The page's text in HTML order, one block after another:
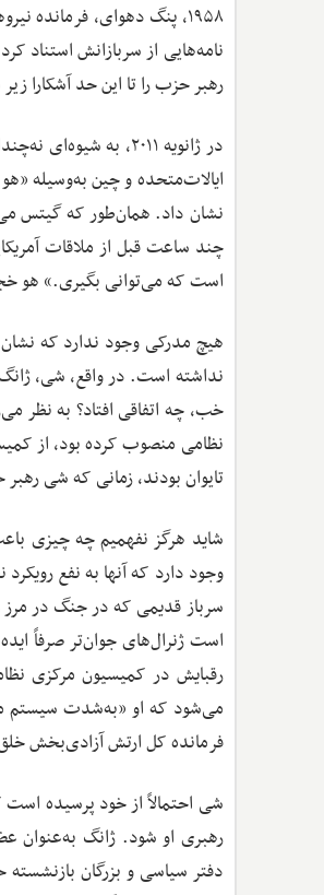
۱۹۵۸، پنگ دهوای،
نامه‌هایی از سربازانش استناد
رهبر حزب را تا این حد آشکارا
در ژانویه ۲۰۱۱، به
ایالات‌متحده و چین به‌وسیله
چند ساعت قبل از ملاقات
است که می‌توانی بگیری.» هو
هیچ مدرکی وجود ندارد که
نداشته است. در واقع، شی،
خب، چه اتفاقی افتاد؟ به نظر
نظامی منصوب کرده بود، از
تایوان بودند، زمانی که شی
شاید هرگز نفهمیم چه چیزی
وجود دارد که آنها به نفع
سرباز قدیمی که در جنگ در مرز
است ژنرال‌های جوان‌تر صرفاً
رقبایش در کمیسیون مرکزی
می‌شود که او «به‌شدت سیستم
فرمانده کل ارتش آزادی‌بخش
شی احتمالاً از خود پرسیده است
رهبری او شود. ژانگ به‌عنوان
دفتر سیاسی و بزرگان